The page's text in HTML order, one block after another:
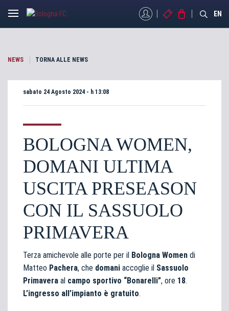
MYBFCBIGLIETTI
STORE EN
NEWS TORNA ALLE NEWS
sabato 24 Agosto 2024 - h 13:08
BOLOGNA WOMEN,
DOMANI ULTIMA
USCITA PRESEASON
CON IL SASSUOLO
PRIMAVERA
Terza amichevole alle porte per il Bologna Women di
Matteo Pachera, che domani accoglie il Sassuolo
Primavera al campo sportivo “Bonarelli”, ore 18.
L’ingresso all’impianto è gratuito.